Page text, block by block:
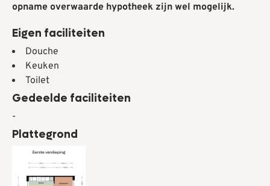
opname overwaarde hypotheek zijn wel mogelijk.
Eigen faciliteiten
Douche
Keuken
Toilet
Gedeelde faciliteiten
-
Plattegrond